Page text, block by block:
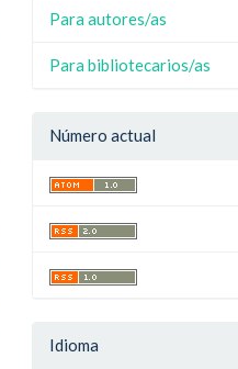
Para autores/as
Para bibliotecarios/as
Número actual
Idioma